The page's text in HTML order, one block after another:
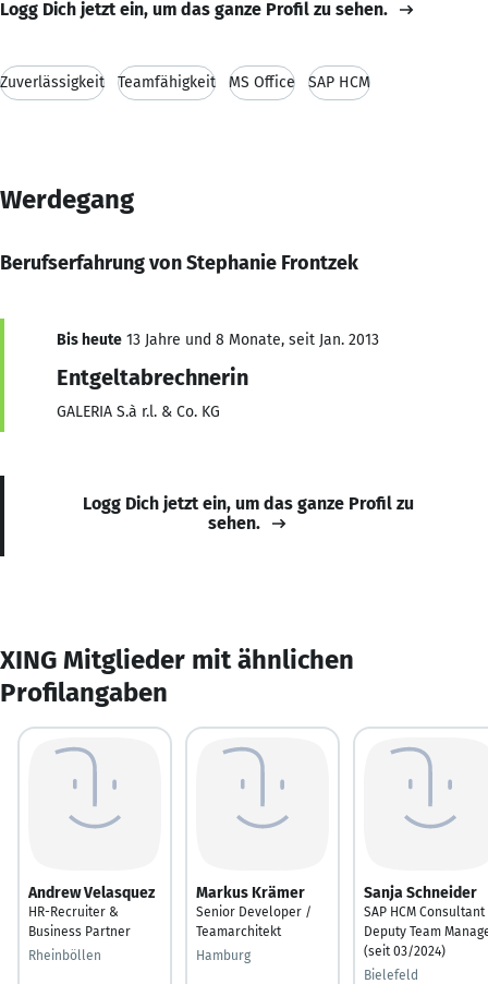
Logg Dich jetzt ein, um das ganze Profil zu sehen.
Zuverlässigkeit Teamfähigkeit MS Office SAP HCM
Werdegang
Berufserfahrung von Stephanie Frontzek
Bis heute 13 Jahre und 8 Monate, seit Jan. 2013
Entgeltabrechnerin
GALERIA S.à r.l. & Co. KG
Logg Dich jetzt ein, um das ganze Profil zu
sehen.
XING Mitglieder mit ähnlichen
Profilangaben
Andrew Velasquez
HR-Recruiter &
Business Partner
Rheinböllen
Markus Krämer
Senior Developer /
Teamarchitekt
Hamburg
Sanja Schneider
SAP HCM
Deputy Team
(seit 03/2024)
Bielefeld